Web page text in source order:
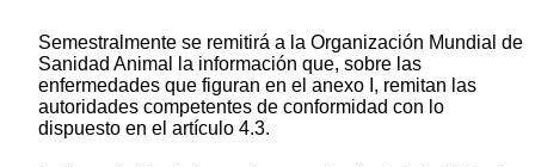
Semestralmente se remitirá a la Organización Mundial de
Sanidad Animal la información que, sobre las
enfermedades que figuran en el anexo I, remitan las
autoridades competentes de conformidad con lo
dispuesto en el artículo 4.3.